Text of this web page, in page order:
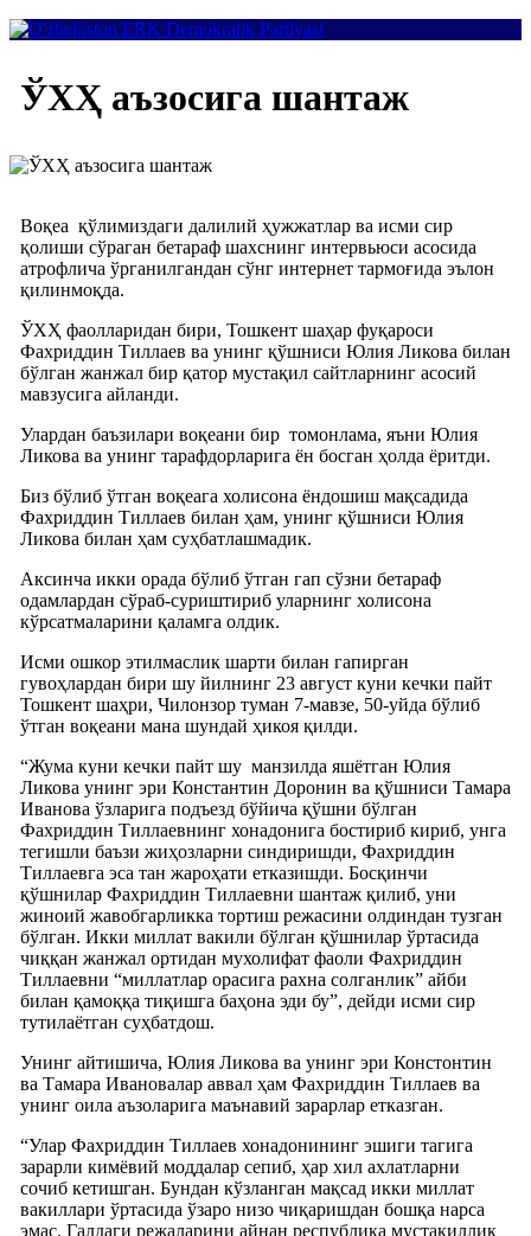
ЎХҲ аъзосигa шантаж
Воқеа қўлимиздаги далилий ҳужжатлар ва исми сир
қолиши сўраган бетараф шахснинг интервьюси асосида
атрофлича ўрганилгандан сўнг интернет тармоғида эълон
қилинмоқда.
ЎХҲ фаолларидан бири, Тошкент шаҳар фуқароси
Фахриддин Тиллаев ва унинг қўшниси Юлия Ликова билан
бўлган жанжал бир қатор мустақил сайтларнинг асосий
мавзусига айланди.
Улардан баъзилари воқеани бир томонлама, яъни Юлия
Ликова ва унинг тарафдорларига ён босган ҳолда ёритди.
Биз бўлиб ўтган воқеага холисона ёндошиш мақсадида
Фахриддин Тиллаев билан ҳам, унинг қўшниси Юлия
Ликова билан ҳам суҳбатлашмадик.
Аксинча икки орада бўлиб ўтган гап сўзни бетараф
одамлардан сўраб-суриштириб уларнинг холисона
кўрсатмаларини қаламга олдик.
Исми ошкор этилмаслик шарти билан гапирган
гувоҳлардан бири шу йилнинг 23 август куни кечки пайт
Тошкент шаҳри, Чилонзор туман 7-мавзе, 50-уйда бўлиб
ўтган воқеани мана шундай ҳикоя қилди.
“Жума куни кечки пайт шу манзилда яшётган Юлия
Ликова унинг эри Константин Доронин ва қўшниси Тамара
Иванова ўзларига подъезд бўйича қўшни бўлган
Фахриддин Тиллаевнинг хонадонига бостириб кириб, унга
тегишли баъзи жиҳозларни синдиришди, Фахриддин
Тиллаевга эса тан жароҳати етказишди. Босқинчи
қўшнилар Фахриддин Тиллаевни шантаж қилиб, уни
жиноий жавобгарликка тортиш режасини олдиндан тузган
бўлган. Икки миллат вакили бўлган қўшнилар ўртасида
чиққан жанжал ортидан мухолифат фаоли Фахриддин
Тиллаевни “миллатлар орасига рахна солганлик” айби
билан қамоққа тиқишга баҳона эди бу”, дейди исми сир
тутилаётган суҳбатдош.
Унинг айтишича, Юлия Ликова ва унинг эри Констонтин
ва Тамара Ивановалар аввал ҳам Фахриддин Тиллаев ва
унинг оила аъзоларига маънавий зарарлар етказган.
“Улар Фахриддин Тиллаев хонадонининг эшиги тагига
зарарли кимёвий моддалар сепиб, ҳар хил ахлатларни
сочиб кетишган. Бундан кўзланган мақсад икки миллат
вакиллари ўртасида ўзаро низо чиқаришдан бошқа нарса
эмас. Галдаги режаларини айнан республика мустақиллик